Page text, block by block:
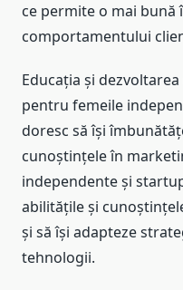
ce permite o mai bună
comportamentului
Educația și
pentru femeile
doresc să își
cunoștințele în
independente și
abilitățile și
și să își adapteze
tehnologii.